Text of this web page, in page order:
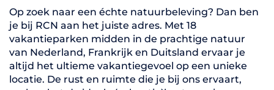
Op zoek naar een échte natuurbeleving? Dan ben
je bij RCN aan het juiste adres. Met 18
vakantieparken midden in de prachtige natuur
van Nederland, Frankrijk en Duitsland ervaar je
altijd het ultieme vakantiegevoel op een unieke
locatie. De rust en ruimte die je bij ons ervaart,